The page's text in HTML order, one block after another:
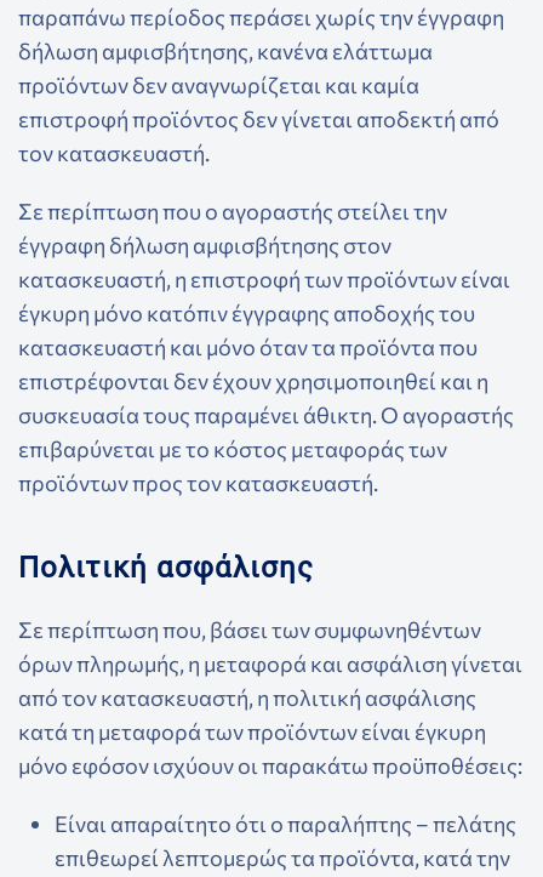
παραπάνω περίοδος περάσει χωρίς την έγγραφη
δήλωση αμφισβήτησης, κανένα ελάττωμα
προϊόντων δεν αναγνωρίζεται και καμία
επιστροφή προϊόντος δεν γίνεται αποδεκτή από
τον κατασκευαστή.
Σε περίπτωση που ο αγοραστής στείλει την
έγγραφη δήλωση αμφισβήτησης στον
κατασκευαστή, η επιστροφή των προϊόντων είναι
έγκυρη μόνο κατόπιν έγγραφης αποδοχής του
κατασκευαστή και μόνο όταν τα προϊόντα που
επιστρέφονται δεν έχουν χρησιμοποιηθεί και η
συσκευασία τους παραμένει άθικτη. Ο αγοραστής
επιβαρύνεται με το κόστος μεταφοράς των
προϊόντων προς τον κατασκευαστή.
Πολιτική ασφάλισης
Σε περίπτωση που, βάσει των συμφωνηθέντων
όρων πληρωμής, η μεταφορά και ασφάλιση γίνεται
από τον κατασκευαστή, η πολιτική ασφάλισης
κατά τη μεταφορά των προϊόντων είναι έγκυρη
μόνο εφόσον ισχύουν οι παρακάτω προϋποθέσεις:
Είναι απαραίτητο ότι ο παραλήπτης – πελάτης
επιθεωρεί λεπτομερώς τα προϊόντα, κατά την